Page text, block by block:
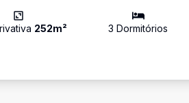
252m² 3 Dormitórios